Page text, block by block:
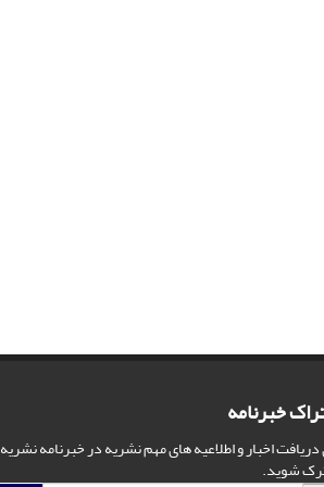
خبرنامه
دریافت اخبار و اطلاعیه های مهم نشریه در خبرنامه نشریه
شوید.